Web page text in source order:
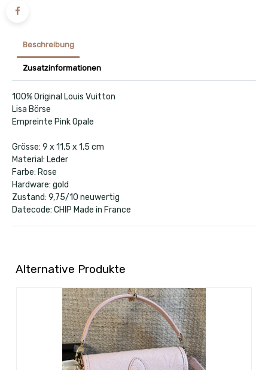
Beschreibung
Zusatzinformationen
100% Original Louis Vuitton
Lisa Börse
Empreinte Pink Opale
Grösse: 9 x 11,5 x 1,5 cm
Material: Leder
Farbe: Rose
Hardware: gold
Zustand: 9,75/10 neuwertig
Datecode: CHIP Made in France
Alternative Produkte